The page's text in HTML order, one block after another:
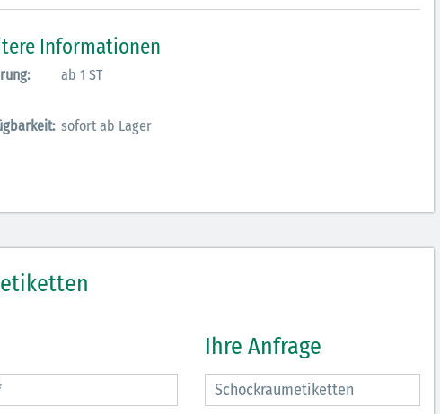
Informationen
ab 1 ST
sofort ab Lager
Ihre Anfrage
27.07.2026